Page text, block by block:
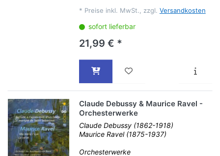
* Preise inkl. MwSt., zzgl. Versandkosten
sofort lieferbar
21,99 € *
Claude Debussy & Maurice Ravel -
Orchesterwerke
Claude Debussy (1862-1918)
Maurice Ravel (1875-1937)
Orchesterwerke